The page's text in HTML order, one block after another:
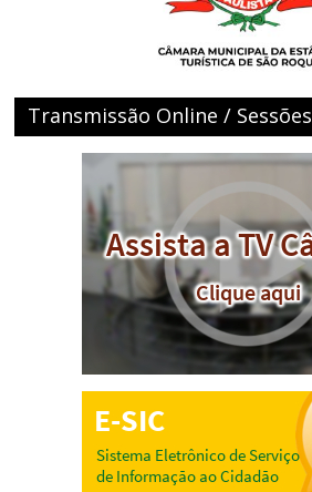
Transmissão Online / Sessões